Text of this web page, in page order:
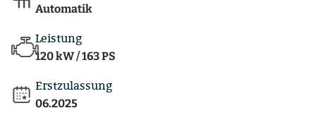
Automatik
Leistung
120 kW / 163 PS
Erstzulassung
06.2025